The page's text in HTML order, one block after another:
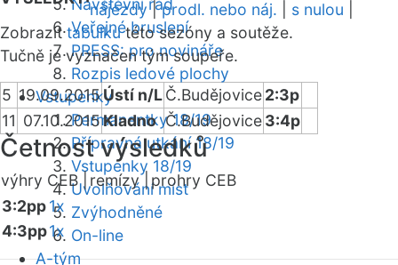
Návštěvní řád
Veřejné bruslení
PRESS: pro novináře
Rozpis ledové plochy
Vstupenky
Permanentky 18/19
Přípravná utkání 18/19
Vstupenky 18/19
Uvolňování míst
Zvýhodněné
On-line
A-tým
nájezdy|prodl. nebo náj. s nulou
Zobrazittabulkutéto sezóny a soutěže.
Tučně je vyznačen tým soupeře.
5 19.09.2015Ústí n/LČ.Budějovice2:3p
11 07.10.2015Kladno Č.Budějovice3:4p
Četnost výsledků
výhry CEB | remízy | prohry CEB
3:2pp1x
4:3pp1x